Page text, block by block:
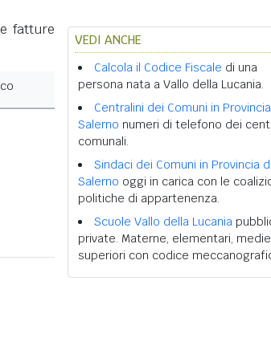
fatture
VEDI ANCHE
Calcola il Codice Fiscale di una
persona nata a Vallo della Lucania.
Centralini dei Comuni in
Salerno numeri di telefono dei
comunali.
Sindaci dei Comuni in Provincia di
Salerno oggi in carica con le
politiche di appartenenza.
Scuole Vallo della Lucania
private. Materne, elementari,
superiori con codice